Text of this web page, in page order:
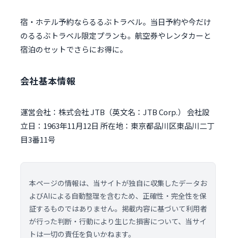
宿・ホテル予約ならるるぶトラベル。当日予約や今だけ
のるるぶトラベル限定プランも。航空券やレンタカーと
宿泊のセットでさらにお得に。
会社基本情報
運営会社：株式会社 JTB（英文名：JTB Corp.） 会社設
立日：1963年11月12日 所在地：東京都品川区東品川二丁
目3番11号
本ページの情報は、当サイトが独自に収集したデータお
よびAIによる自動整理を含むため、正確性・完全性を保
証するものではありません。掲載内容に基づいて利用者
が行った判断・行動により生じた損害について、当サイ
トは一切の責任を負いかねます。